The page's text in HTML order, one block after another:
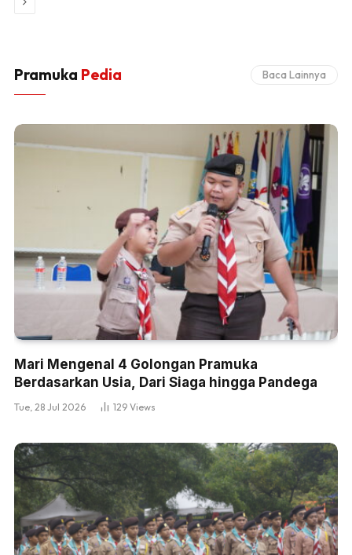
Pramuka Pedia Baca Lainnya
Mari Mengenal 4 Golongan Pramuka
Berdasarkan Usia, Dari Siaga hingga Pandega
Tue, 28 Jul 2026 129 Views